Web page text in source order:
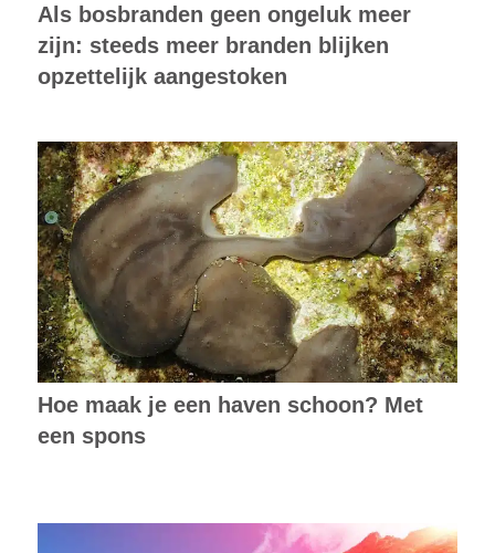
Als bosbranden geen ongeluk meer
zijn: steeds meer branden blijken
opzettelijk aangestoken
Hoe maak je een haven schoon? Met
een spons